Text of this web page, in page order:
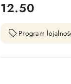
cena:
12.50
Program